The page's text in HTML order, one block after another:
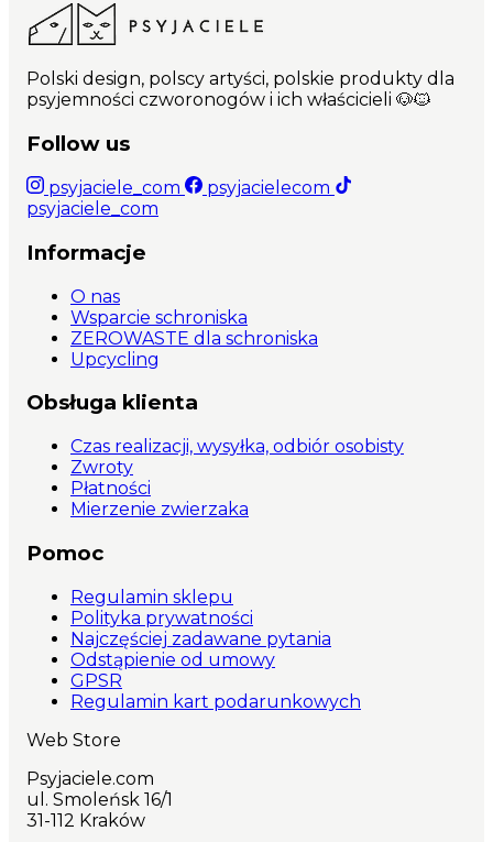
Polski design, polscy artyści, polskie produkty dla
psyjemności czworonogów i ich właścicieli 🐶🐱
Follow us
psyjaciele_com
psyjacielecom
psyjaciele_com
Informacje
O nas
Wsparcie schroniska
ZEROWASTE dla schroniska
Upcycling
Obsługa klienta
Czas realizacji, wysyłka, odbiór osobisty
Zwroty
Płatności
Mierzenie zwierzaka
Pomoc
Regulamin sklepu
Polityka prywatności
Najczęściej zadawane pytania
Odstąpienie od umowy
GPSR
Regulamin kart podarunkowych
Web Store
Psyjaciele.com
ul. Smoleńsk 16/1
31-112 Kraków